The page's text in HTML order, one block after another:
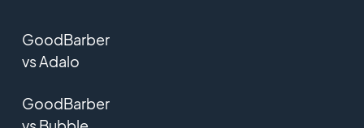
GoodBarber
vs Adalo
GoodBarber